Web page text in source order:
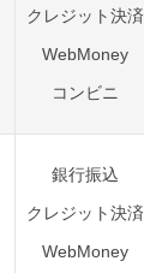
クレジット決済
WebMoney
コンビニ
銀行振込
クレジット決済
WebMoney